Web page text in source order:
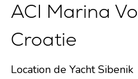
ACI Marina
Croatie
Location de Yacht Sibenik